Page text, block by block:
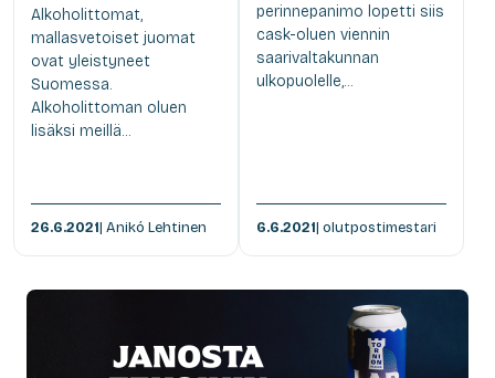
Alkoholittomat,
mallasvetoiset juomat
ovat yleistyneet
Suomessa.
Alkoholittoman oluen
lisäksi meillä...
26.6.2021| Anikó Lehtinen
perinnepanimo lopetti siis
cask-oluen viennin
saarivaltakunnan
ulkopuolelle,...
6.6.2021| olutpostimestari